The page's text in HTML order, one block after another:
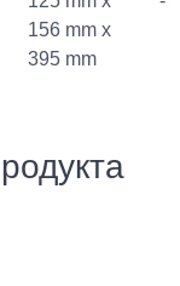
156 mm x
395 mm